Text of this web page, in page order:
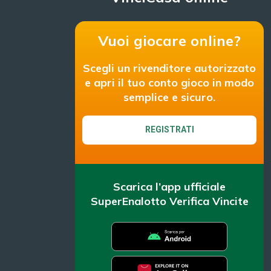
Vuoi giocare online?
Scegli un rivenditore autorizzato
e apri il tuo conto gioco in modo
semplice e sicuro.
REGISTRATI
Scarica l’app ufficiale
SuperEnalotto Verifica Vincite